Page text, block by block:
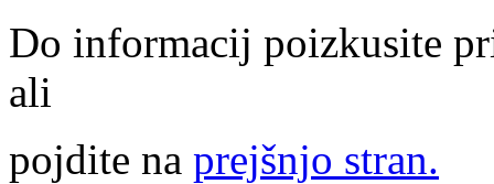
Do informacij poizkusite
ali
pojdite na prejšnjo stran.